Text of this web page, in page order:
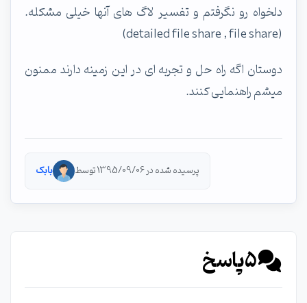
دلخواه رو نگرفتم و تفسیر لاگ های آنها خیلی مشکله.
(detailed file share , file share)
دوستان اگه راه حل و تجربه ای در این زمینه دارند ممنون
میشم راهنمایی کنند.
پرسیده شده در 1395/09/06 توسط بابک
5پاسخ